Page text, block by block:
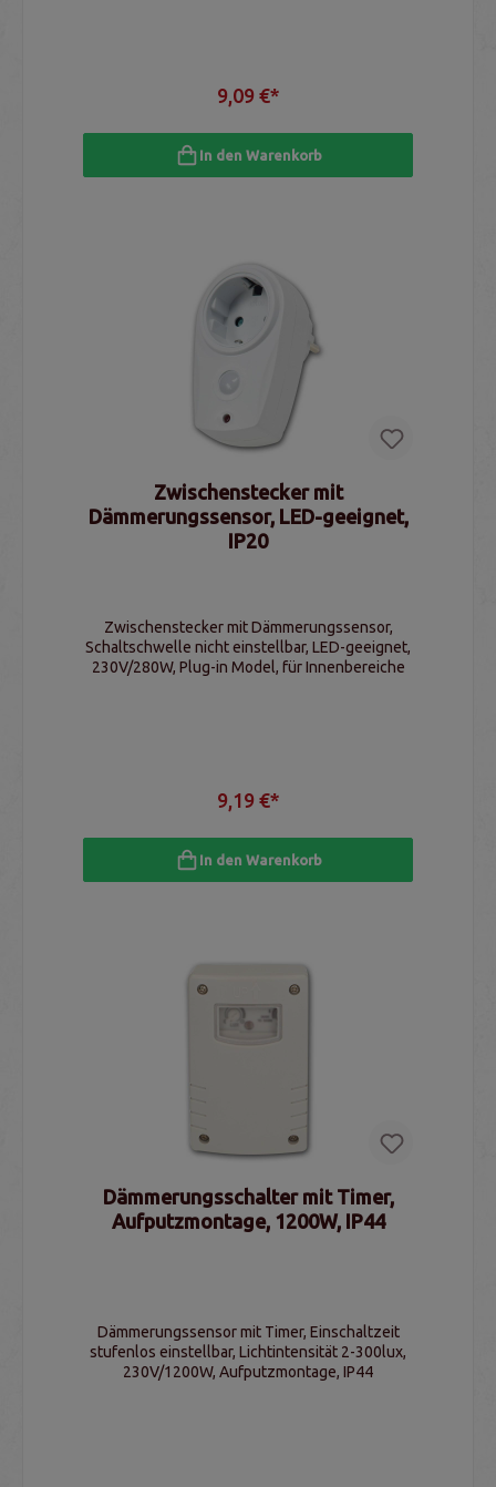
9,09 €*
In den Warenkorb
Zwischenstecker mit
Dämmerungssensor, LED-geeignet,
IP20
Zwischenstecker mit Dämmerungssensor,
Schaltschwelle nicht einstellbar, LED-geeignet,
230V/280W, Plug-in Model, für Innenbereiche
9,19 €*
In den Warenkorb
Dämmerungsschalter mit Timer,
Aufputzmontage, 1200W, IP44
Dämmerungssensor mit Timer, Einschaltzeit
stufenlos einstellbar, Lichtintensität 2-300lux,
230V/1200W, Aufputzmontage, IP44